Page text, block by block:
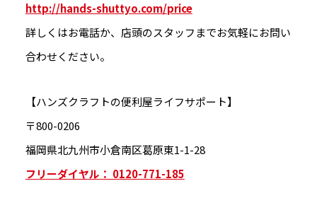
http://hands-shuttyo.com/price
詳しくはお電話か、店頭のスタッフまでお気軽にお問い
合わせください。
【ハンズクラフトの便利屋ライフサポート】
〒800-0206
福岡県北九州市小倉南区葛原東1-1-28
フリーダイヤル： 0120-771-185